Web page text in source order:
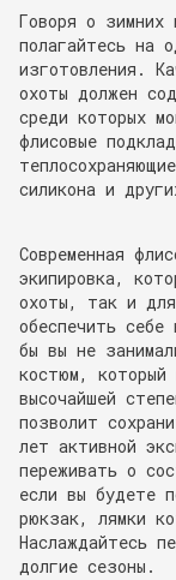
Говоря о зимних
полагайтесь на
изготовления.
охоты должен
среди которых
флисовые
силикона и
Современная
экипировка,
охоты, так и
обеспечить
бы вы не
костюм, который
высочайшей
позволит
лет активной
переживать о
если вы будете
рюкзак, лямки
Наслаждайтесь
долгие сезоны.